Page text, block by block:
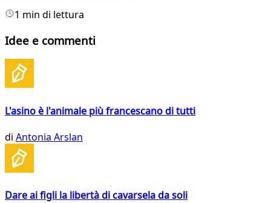
1 min di lettura
Idee e commenti
L'asino è l'animale più francescano di tutti
di Antonia Arslan
Dare ai figli la libertà di cavarsela da soli